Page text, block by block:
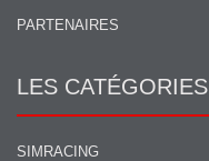
PARTENAIRES
LES CATÉGORIES
SIMRACING